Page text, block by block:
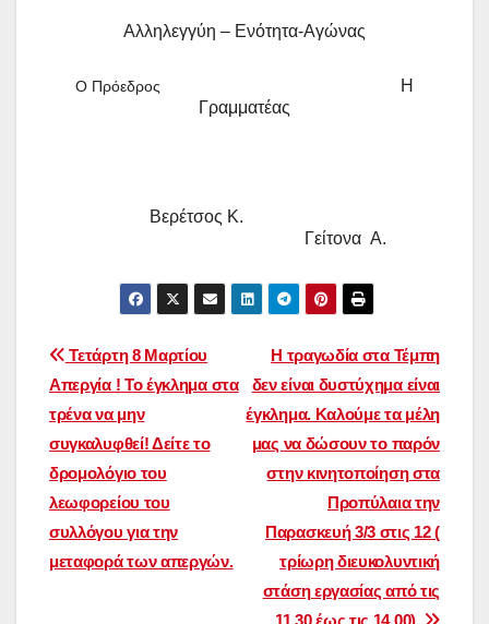
Αλληλεγγύη – Ενότητα-Αγώνας
Ο Πρόεδρος Η
Γραμματέας
Βερέτσος Κ.
Γείτονα Α.
Πλοήγηση
άρθρων
Η τραγωδία στα Τέμπη
δεν είναι δυστύχημα είναι
έγκλημα. Καλούμε τα μέλη
μας να δώσουν το παρόν
στην κινητοποίηση στα
Προπύλαια την
Παρασκευή 3/3 στις 12 (
τρίωρη διευκολυντική
στάση εργασίας από τις
11.30 έως τις 14.00).
Τετάρτη 8 Μαρτίου
Απεργία ! Το έγκλημα στα
τρένα να μην
συγκαλυφθεί! Δείτε το
δρομολόγιο του
λεωφορείου του
συλλόγου για την
μεταφορά των απεργών.